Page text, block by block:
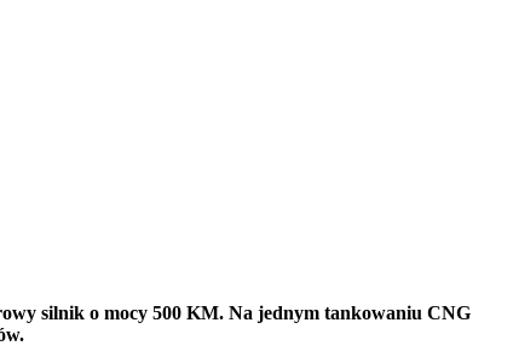
silnik o mocy 500 KM. Na jednym tankowaniu CNG